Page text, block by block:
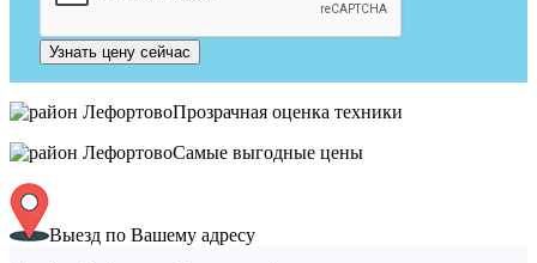
Узнать цену сейчас
Прозрачная оценка техники
Самые выгодные цены
Выезд по Вашему адресу